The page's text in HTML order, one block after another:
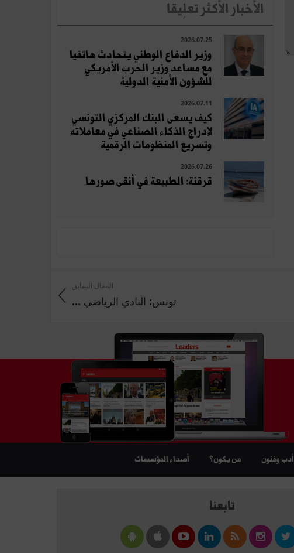
الأخبار الأكثر تعلِيقا
2026.07.25
وزير الدفاع الوطني يتحادث هاتفيا
مع مساعد وزير الحرب الأمريكي
للشؤون الأمنية الدولية
2026.07.11
كيف يسعى البنك المركزي التونسي
لإدراج الذكاء الصناعي في معاملاته
وتسريع المنظومات الرقمية
2026.07.26
قرقنة: الطبيعة في أنقى صورها
المقال السابق
تونس: النادي الرياضي ...
أدب وفنون من يكون؟ أصداء المؤسسات
تابعنا